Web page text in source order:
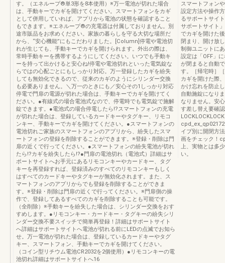
す。（エネループ®単3形を8本使用）※万一電池が切れた場合
は、手動キーでカギを開けてください。スマートフォンをカギ
として併用していれば、アプリから電池の状態を確認すること
もできます。※エネループ®の充電器は付属しておりません。別
途市販品をお求めください。家族の暮らしを守る大切な場所だ
から、“安心機能”にもこだわりました。[Column]停電や電池切
れが生じても、手動キーでカギを開けられます。外出の際は、
常時手動キーを携帯するようにしてください。いつでも手動キ
ーを持って出かけると安心ね!停電や電池切れといった電気錠な
らではの心配ごとにもしっかり対応。万一登録したカギを紛失
しても無効化できるので、従来のカギのようにシリンダー交換
も必要ありません。＼万一のときにも／安心その1しっかり対応
停電で門扉の電源が切れた場合は、手動キーでカギを開けてく
ださい。●有線式の場合電池式なので、停電時でも電気錠で施解
錠できます。●電池式の場合停電したら!?スマートフォンの充電
が切れた場合は、登録しているカードキーやタグキー、リモコ
ンキー、手動キーでカギを開けてください。●スマートフォンの
電池切れご家族のスマートフォンのアプリから、紛失したスマ
ートフォンの登録を削除することができます。※登録・削除は門
扉の近くで行ってください。●スマートフォンの紛失電池が切れ
たら!?カギを紛失したら!?●門扉の電池切れ（電池式）詳細はサ
ポートサイトへお手元にあるリモコンキーやカードキー、タグ
キーを再登録すれば、登録済みのすべてのリモコンキーもしく
はすべてのカードキーやタグキーが無効化されます。また、ス
マートフォンのアプリからでも登録を削除することができま
す。※登録・削除は門扉の近くで行ってください。※門扉側の操
作で、登録してあるすべてのカギを削除することも可能です。
（全削除）※手動キーを紛失した場合は、シリンダー交換をおす
すめします。●リモコンキー・カードキー・タグキーの紛失シリ
ンダー交換不要スイッチで簡単再登録！詳細はサポートサイト
へ詳細はサポートサイトへ電池が切れる前にLEDの点滅でお知ら
せ。万一電池が切れた場合は、登録しているカードキーやタグ
キー、スマートフォン、手動キーでカギを開けてください。
（コイン型リチウム電池CR2032を2個使用）●リモコンキーの電
池切れ詳細はサポートサイトへ16
スマートフォン
設定方法や操作
るサポートサイ
サポートサイト
でカギを開けた
閉まり、開け放
制御ユニットに
設定は「OFF」
が閉まると自動
す。［帰宅時］
カギを開けた際
かけ忘れを防止
自動施錠になり
なりません。安
す差し替え要確
イプ別に開閉方
画をチェック！
上、実物とは多
い。